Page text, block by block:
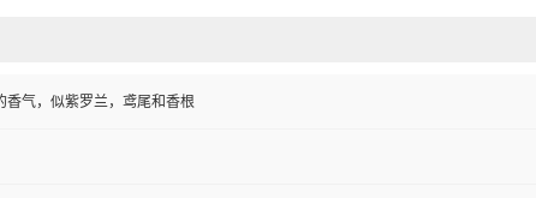
香气，似紫罗兰，鸢尾和香根